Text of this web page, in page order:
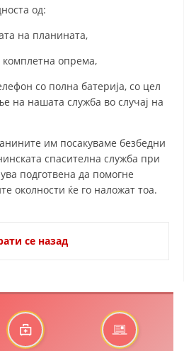
ПРЕВЕНТИВНА ДЕЈНОСТ
ЗА БОЛЕСТИ
од:
на планината,
опрема,
со полна батерија, со цел
на нашата служба во случај на
им посакуваме безбедни
спасителна служба при
подготвена да помогне
околности ќе го наложат тоа.
се назад